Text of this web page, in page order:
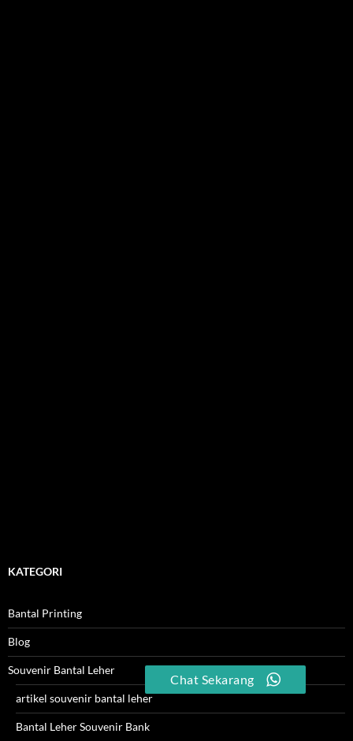
KATEGORI
Bantal Printing
Blog
Souvenir Bantal Leher
artikel souvenir bantal leher
Bantal Leher Souvenir Bank
Chat Sekarang